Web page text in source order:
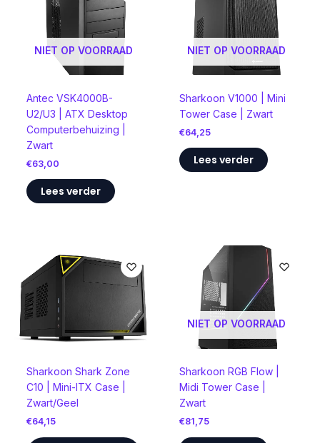
NIET OP VOORRAAD
Antec VSK4000B-
U2/U3 | ATX Desktop
Computerbehuizing |
Zwart
€63,00
Lees verder
NIET OP VOORRAAD
Sharkoon V1000 | Mini
Tower Case | Zwart
€64,25
Lees verder
Sharkoon Shark Zone
C10 | Mini-ITX Case |
Zwart/Geel
€64,15
NIET OP VOORRAAD
Sharkoon RGB Flow |
Midi Tower Case |
Zwart
€81,75